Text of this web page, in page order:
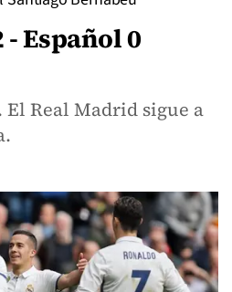
Español 0
Real Madrid sigue a